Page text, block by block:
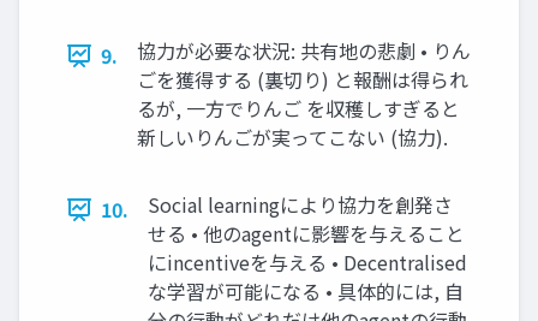
9.
協力が必要な状況: 共有地の悲劇 • りん
ごを獲得する (裏切り) と報酬は得られ
るが, 一方でりんご を収穫しすぎると
新しいりんごが実ってこない (協力).
10.
Social learningにより協力を創発さ
せる • 他のagentに影響を与えること
にincentiveを与える • Decentralised
な学習が可能になる • 具体的には, 自